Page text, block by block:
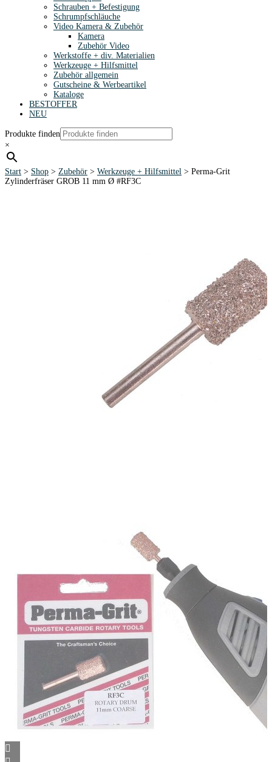
Schrauben + Befestigung
Schrumpfschläuche
Video Kamera & Zubehör
Kamera
Zubehör Video
Werkstoffe + div. Materialien
Werkzeuge + Hilfsmittel
Zubehör allgemein
Gutscheine & Werbeartikel
Kataloge
BESTOFFER
NEU
Produkte finden
×
Start > Shop > Zubehör > Werkzeuge + Hilfsmittel > Perma-Grit
Zylinderfräser GROB 11 mm Ø #RF3C